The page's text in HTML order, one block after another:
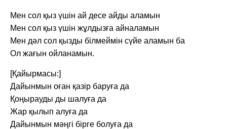
Мен сол қыз үшін ай десе айды аламын
Мен сол қыз үшін жұлдызға айналамын
Мен дәл сол қызды білмеймін сүйе аламын ба
Ол жағын ойланамын.
[Қайырмасы:]
Дайынмын оған қазір баруға да
Қоңырауды ды шалуға да
Жар қылып алуға да
Дайынмын мәңгі бірге болуға да